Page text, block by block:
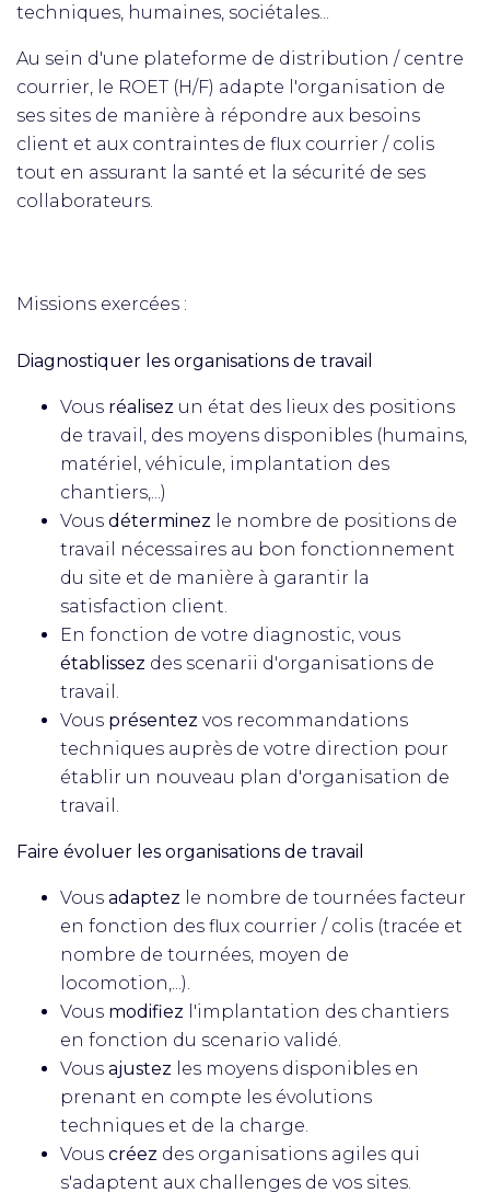
techniques, humaines, sociétales...
Au sein d'une plateforme de distribution / centre
courrier, le ROET (H/F) adapte l'organisation de
ses sites de manière à répondre aux besoins
client et aux contraintes de flux courrier / colis
tout en assurant la santé et la sécurité de ses
collaborateurs.
Missions exercées :
Diagnostiquer les organisations de travail
Vous réalisez un état des lieux des positions
de travail, des moyens disponibles (humains,
matériel, véhicule, implantation des
chantiers,...)
Vous déterminez le nombre de positions de
travail nécessaires au bon fonctionnement
du site et de manière à garantir la
satisfaction client.
En fonction de votre diagnostic, vous
établissez des scenarii d'organisations de
travail.
Vous présentez vos recommandations
techniques auprès de votre direction pour
établir un nouveau plan d'organisation de
travail.
Faire évoluer les organisations de travail
Vous adaptez le nombre de tournées facteur
en fonction des flux courrier / colis (tracée et
nombre de tournées, moyen de
locomotion,...).
Vous modifiez l'implantation des chantiers
en fonction du scenario validé.
Vous ajustez les moyens disponibles en
prenant en compte les évolutions
techniques et de la charge.
Vous créez des organisations agiles qui
s'adaptent aux challenges de vos sites.